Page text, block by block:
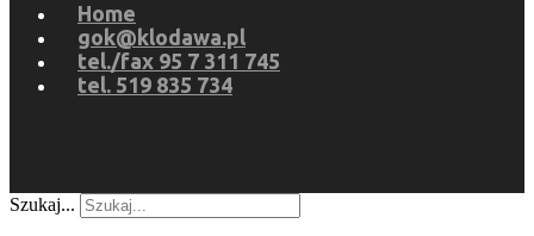
Home
gok@klodawa.pl
tel./fax 95 7 311 745
tel. 519 835 734
Szukaj...